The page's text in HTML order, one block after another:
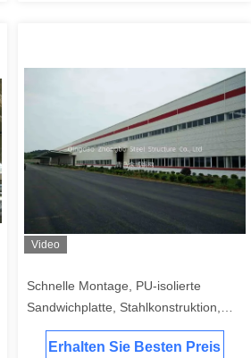
Video
Schnelle Montage, PU-isolierte
Sandwichplatte, Stahlkonstruktion,
Kühlhaus, vorgefertigtes Gebäude mit
Schraubverbindung
Erhalten Sie Besten Preis